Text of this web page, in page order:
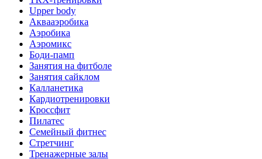
Upper body
Аквааэробика
Аэробика
Аэромикс
Боди-памп
Занятия на фитболе
Занятия сайклом
Калланетика
Кардиотренировки
Кроссфит
Пилатес
Семейный фитнес
Стретчинг
Тренажерные залы